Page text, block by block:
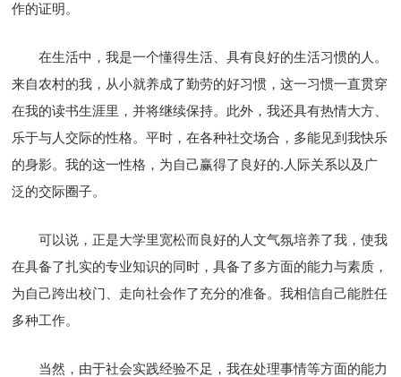
作的证明。
在生活中，我是一个懂得生活、具有良好的生活习惯的人。
来自农村的我，从小就养成了勤劳的好习惯，这一习惯一直贯穿
在我的读书生涯里，并将继续保持。此外，我还具有热情大方、
乐于与人交际的性格。平时，在各种社交场合，多能见到我快乐
的身影。我的这一性格，为自己赢得了良好的.人际关系以及广
泛的交际圈子。
可以说，正是大学里宽松而良好的人文气氛培养了我，使我
在具备了扎实的专业知识的同时，具备了多方面的能力与素质，
为自己跨出校门、走向社会作了充分的准备。我相信自己能胜任
多种工作。
当然，由于社会实践经验不足，我在处理事情等方面的能力